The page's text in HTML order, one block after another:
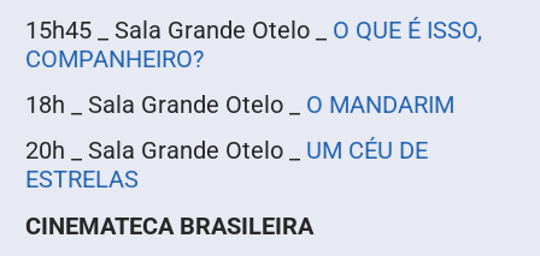
15h45 _ Sala Grande Otelo _ O QUE É ISSO,
COMPANHEIRO?
18h _ Sala Grande Otelo _ O MANDARIM
20h _ Sala Grande Otelo _ UM CÉU DE
ESTRELAS
CINEMATECA BRASILEIRA